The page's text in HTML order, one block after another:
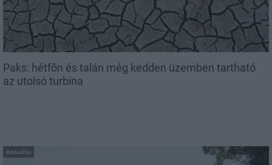
Paks: hétfőn és talán még kedden üzemben tartható
az utolsó turbina
Aktuális